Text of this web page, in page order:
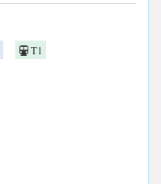
T1